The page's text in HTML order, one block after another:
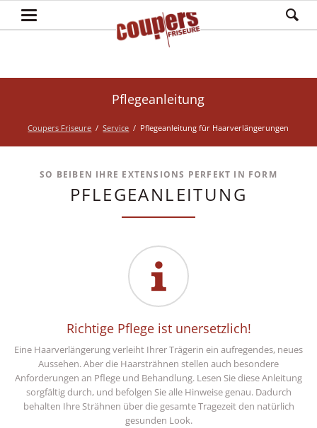
Pflegeanleitung
Coupers Friseure Service Pflegeanleitung für Haarverlängerungen
SO BEIBEN IHRE EXTENSIONS PERFEKT IN FORM
PFLEGEANLEITUNG
Richtige Pflege ist unersetzlich!
Eine Haarverlängerung verleiht Ihrer Trägerin ein aufregendes, neues
Aussehen. Aber die Haarsträhnen stellen auch besondere
Anforderungen an Pflege und Behandlung. Lesen Sie diese Anleitung
sorgfältig durch, und befolgen Sie alle Hinweise genau. Dadurch
behalten Ihre Strähnen über die gesamte Tragezeit den natürlich
gesunden Look.